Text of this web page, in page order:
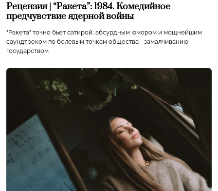
Рецензия | “Ракета”: 1984. Комедийное
предчувствие ядерной войны
"Ракета" точно бьет сатирой, абсурдным юмором и мощнейшим
саундтреком по болевым точкам общества - замалчиванию
государством